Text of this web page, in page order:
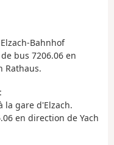
Bahnhof
bus 7206.06 en
Rathaus.
la gare d'Elzach.
en direction de Yach